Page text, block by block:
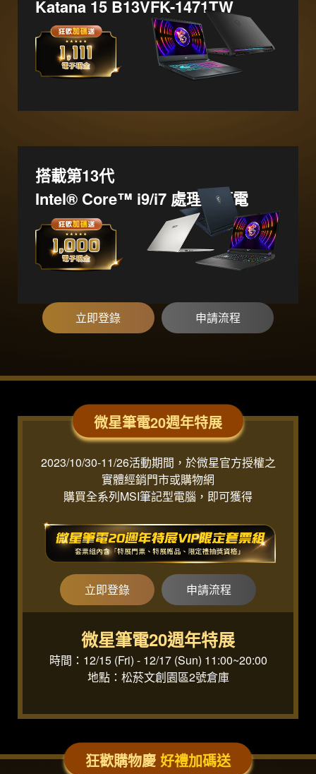
Katana 15 B13VFK-1471TW
搭載第13代
Intel® Core™ i9/i7 處理器筆電
立即登錄 申請流程
微星筆電20週年特展
2023/10/30-11/26活動期間，於微星官方授權之
實體經銷門市或購物網
購買全系列MSI筆記型電腦，即可獲得
立即登錄 申請流程
微星筆電20週年特展
時間：12/15 (Fri) - 12/17 (Sun) 11:00~20:00
地點：松菸文創園區2號倉庫
狂歡購物慶 好禮加碼送